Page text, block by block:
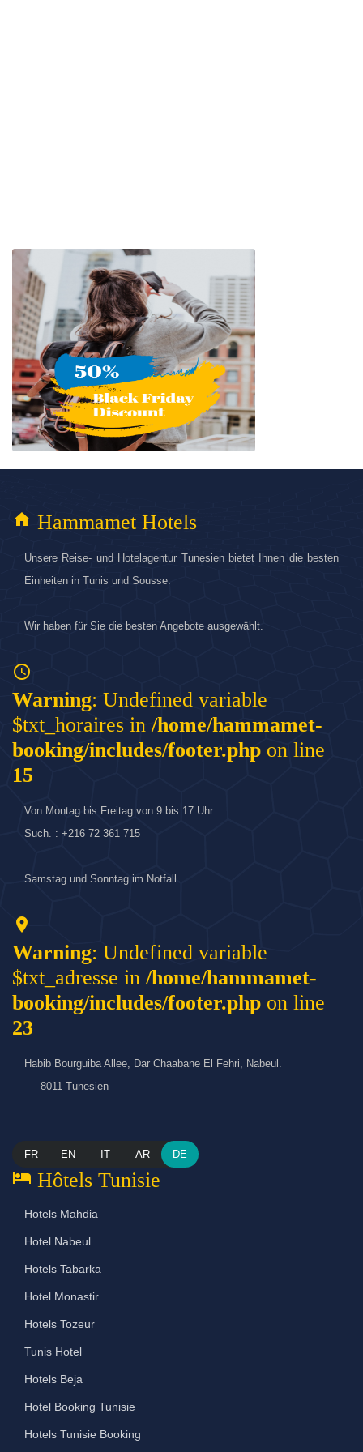
home Hammamet Hotels
Unsere Reise- und Hotelagentur Tunesien bietet Ihnen die besten
Einheiten in Tunis und Sousse.
Wir haben für Sie die besten Angebote ausgewählt.
access_time
Warning: Undefined variable
$txt_horaires in /home/hammamet-
booking/includes/footer.php on line
15
Von Montag bis Freitag von 9 bis 17 Uhr
Such. : +216 72 361 715
Samstag und Sonntag im Notfall
location_on
Warning: Undefined variable
$txt_adresse in /home/hammamet-
booking/includes/footer.php on line
23
Habib Bourguiba Allee, Dar Chaabane El Fehri, Nabeul.
8011 Tunesien
FR EN IT AR DE
hotel Hôtels Tunisie
Hotels Mahdia
Hotel Nabeul
Hotels Tabarka
Hotel Monastir
Hotels Tozeur
Tunis Hotel
Hotels Beja
Hotel Booking Tunisie
Hotels Tunisie Booking